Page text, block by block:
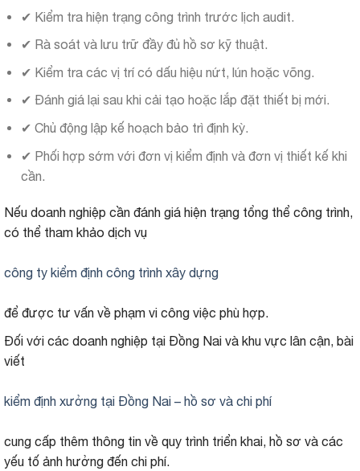
✔ Kiểm tra hiện trạng công trình trước lịch audit.
✔ Rà soát và lưu trữ đầy đủ hồ sơ kỹ thuật.
✔ Kiểm tra các vị trí có dấu hiệu nứt, lún hoặc võng.
✔ Đánh giá lại sau khi cải tạo hoặc lắp đặt thiết bị mới.
✔ Chủ động lập kế hoạch bảo trì định kỳ.
✔ Phối hợp sớm với đơn vị kiểm định và đơn vị thiết kế khi
cần.
Nếu doanh nghiệp cần đánh giá hiện trạng tổng thể công trình,
có thể tham khảo dịch vụ
công ty kiểm định công trình xây dựng
để được tư vấn về phạm vi công việc phù hợp.
Đối với các doanh nghiệp tại Đồng Nai và khu vực lân cận, bài
viết
kiểm định xưởng tại Đồng Nai – hồ sơ và chi phí
cung cấp thêm thông tin về quy trình triển khai, hồ sơ và các
yếu tố ảnh hưởng đến chi phí.